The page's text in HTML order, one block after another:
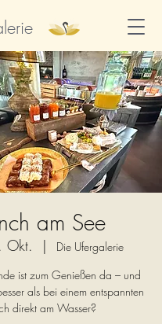
am See
Okt.
  |
Die Ufergalerie
ist zum Genießen da – und
als bei einem entspannten
direkt am Wasser?